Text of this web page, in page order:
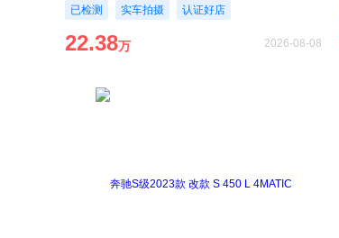
已检测
实车拍摄 认证好店
22.38万 2026-08-08